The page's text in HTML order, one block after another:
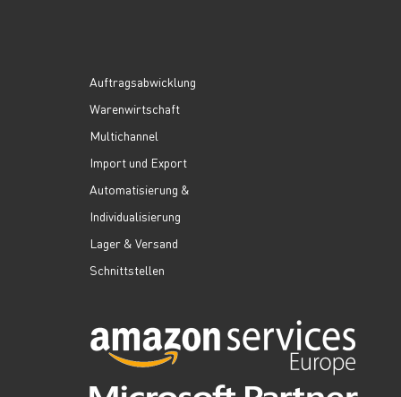
Auftragsabwicklung
Warenwirtschaft
Multichannel
Import und Export
Automatisierung &
Individualisierung
Lager & Versand
Schnittstellen